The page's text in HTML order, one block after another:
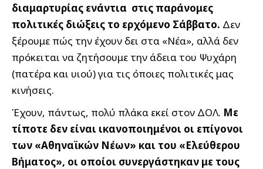
διαμαρτυρίας ενάντια στις παράνομες
πολιτικές διώξεις το ερχόμενο Σάββατο. Δεν
ξέρουμε πώς την έχουν δει στα «Νέα», αλλά δεν
πρόκειται να ζητήσουμε την άδεια του Ψυχάρη
(πατέρα και υιού) για τις όποιες πολιτικές μας
κινήσεις.
Έχουν, πάντως, πολύ πλάκα εκεί στον ΔΟΛ. Με
τίποτε δεν είναι ικανοποιημένοι οι επίγονοι
των «Αθηναϊκών Νέων» και του «Ελεύθερου
Βήματος», οι οποίοι συνεργάστηκαν με τους